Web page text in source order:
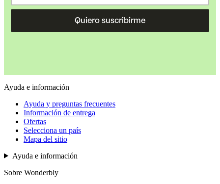
Quiero suscribirme
Ayuda e información
Ayuda y preguntas frecuentes
Información de entrega
Ofertas
Selecciona un país
Mapa del sitio
Ayuda e información
Sobre Wonderbly